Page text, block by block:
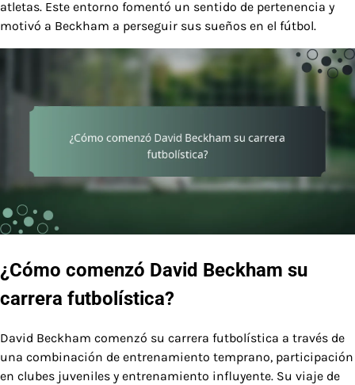
atletas. Este entorno fomentó un sentido de pertenencia y
motivó a Beckham a perseguir sus sueños en el fútbol.
¿Cómo comenzó David Beckham su
carrera futbolística?
David Beckham comenzó su carrera futbolística a través de
una combinación de entrenamiento temprano, participación
en clubes juveniles y entrenamiento influyente. Su viaje de